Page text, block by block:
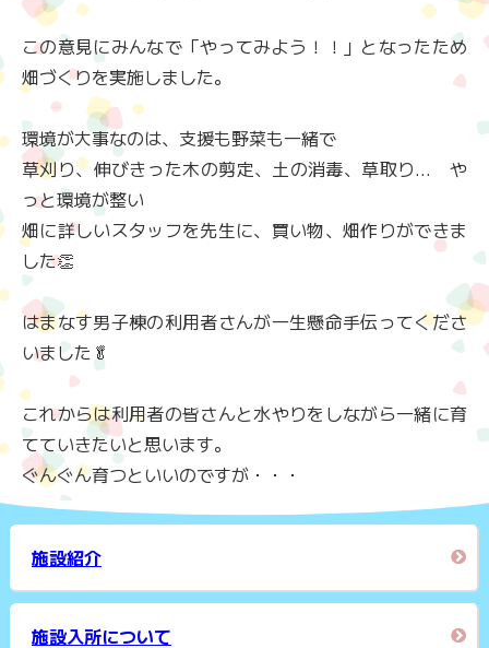
この意見にみんなで「やってみよう！！」となったため
畑づくりを実施しました。
環境が大事なのは、支援も野菜も一緒で
草刈り、伸びきった木の剪定、土の消毒、草取り… や
っと環境が整い
畑に詳しいスタッフを先生に、買い物、畑作りができま
した👏
はまなす男子棟の利用者さんが一生懸命手伝ってくださ
いました🥬
これからは利用者の皆さんと水やりをしながら一緒に育
てていきたいと思います。
ぐんぐん育つといいのですが・・・
施設紹介
施設入所について